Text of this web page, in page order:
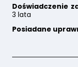
Doświadczenie
3 lata
Posiadane